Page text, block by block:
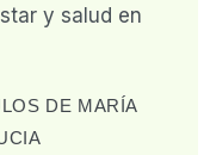
y salud en
DE MARÍA